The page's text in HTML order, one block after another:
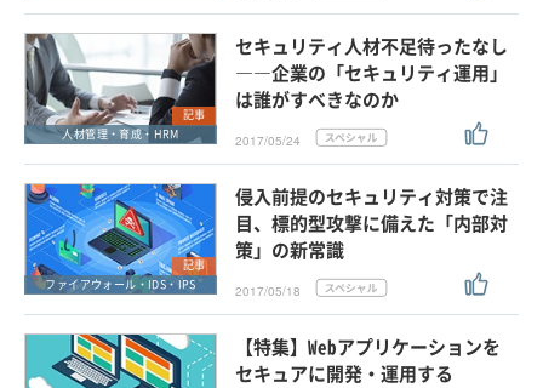
タグ ×
× ファイアウォール・IDS・IPS
この条件で検索する
記事
人材管理・育成・HRM
セキュリティ人材不足待ったなし
――企業の「セキュリティ運用」
は誰がすべきなのか
2017/05/24
記事
ファイアウォール・IDS・IPS
侵入前提のセキュリティ対策で注
目、標的型攻撃に備えた「内部対
策」の新常識
2017/05/18
【特集】Webアプリケーションを
セキュアに開発・運用する